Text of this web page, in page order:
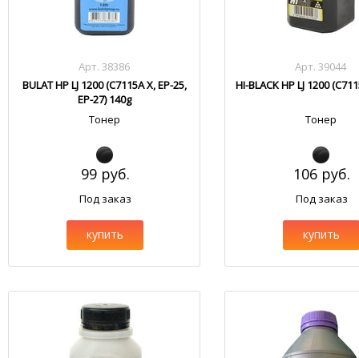
Арт. 38386
BULAT HP LJ 1200 (C7115A X, EP-25,
EP-27) 140g
Тонер
99 руб.
Под заказ
купить
Арт. 39044
HI-BLACK HP LJ 1200
Тонер
106 руб.
Под заказ
купить